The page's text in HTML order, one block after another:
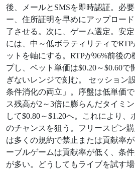
後、メールとSMSを即時認証。必
ー、住所証明を早めにアップロー
了させる。次に、ゲーム選定。安
には、中～低ボラティリティで
ットを軸にする。RTPが96%前後
プし、ベット単価は$0.20～$0.60で
ぎないレンジで刻む。 セッション
条件消化の両立」。序盤は低単価
ス残高が2～3倍に膨らんだタイミ
して$0.80～$1.20へ。これにより
のチャンスを狙う。フリースピン購
は多くの規約で禁止または貢献率
ーブルゲームは貢献率が低く、条
が多い。どうしてもライブを試す